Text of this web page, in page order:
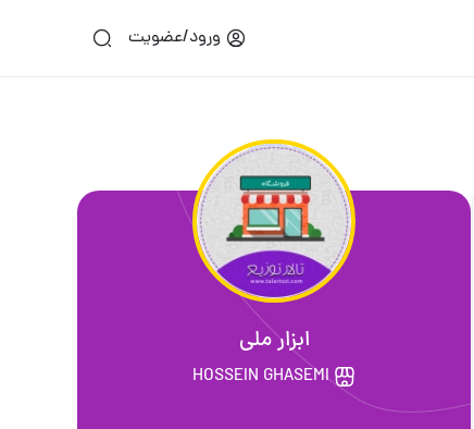
ورود/عضویت
ابزار ملی
HOSSEIN GHASEMI